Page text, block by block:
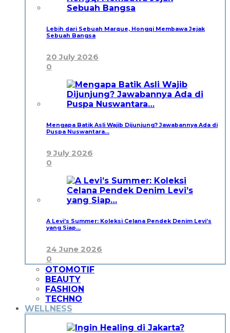
Lebih dari Sebuah Marque, Hongqi Membawa Jejak
Sebuah Bangsa
20 July 2026
0
Mengapa Batik Asli Wajib Dijunjung? Jawabannya Ada di
Puspa Nuswantara…
9 July 2026
0
A Levi’s Summer: Koleksi Celana Pendek Denim Levi’s
yang Siap…
24 June 2026
0
OTOMOTIF
BEAUTY
FASHION
TECHNO
WELLNESS